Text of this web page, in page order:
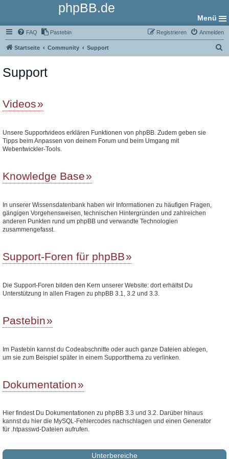
phpBB.de
Menü
FAQ Pastebin Anmelden
Registrieren
Startseite Community Support
Support
Videos
Unsere Supportvideos erklären Funktionen von phpBB. Zudem geben sie
Tipps beim Anpassen von deinem Forum und beim Umgang mit
Webentwickler-Tools.
Knowledge Base
In unserer Wissensdatenbank haben wir Informationen zu häufigen Fragen,
gängigen Vorgehensweisen, technischen Hintergründen und zahlreichen
anderen Punkten rund um phpBB und verwandte Technologien
zusammengefasst.
Support-Foren für phpBB
Die Support-Foren bilden den Kern unserer Website: dort erhältst Du
Unterstützung in allen Fragen zu phpBB 3.1, 3.2 und 3.3.
Pastebin
Im Pastebin kannst du Codeabschnitte oder auch ganze Dateien ablegen,
um sie zum Beispiel später in einem Supportthema zu verlinken.
Dokumentation
Hier findest Du Dokumentationen zu phpBB 3.3 und 3.2. Darüber hinaus
kannst du hier die MySQL-Fehlercodes nachschlagen und einen Generator
für .htpasswd-Dateien aufrufen.
Unterbereiche